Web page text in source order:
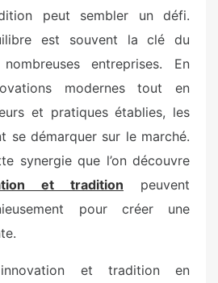
peut sembler un défi.
est souvent la clé du
entreprises. En
modernes tout en
et pratiques établies, les
se démarquer sur le marché.
synergie que l’on découvre
et tradition peuvent
pour créer une
innovation et tradition en